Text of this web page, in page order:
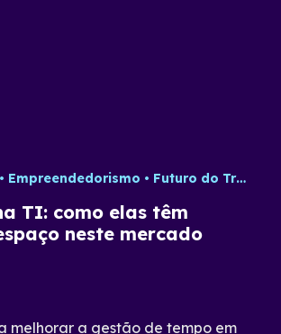
Empreendedorismo Futuro do Trabalho
TI: como elas têm
neste mercado